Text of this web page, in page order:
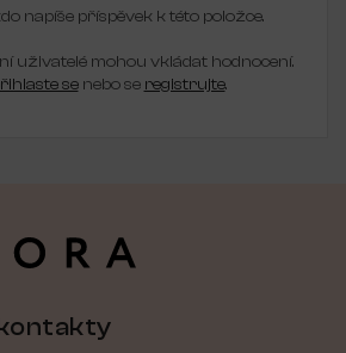
napíše příspěvek k této položce.
uživatelé mohou vkládat hodnocení.
senebo se registrujte.